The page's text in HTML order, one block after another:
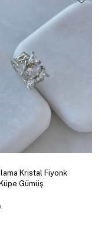
Kristal Fiyonk
Gümüş